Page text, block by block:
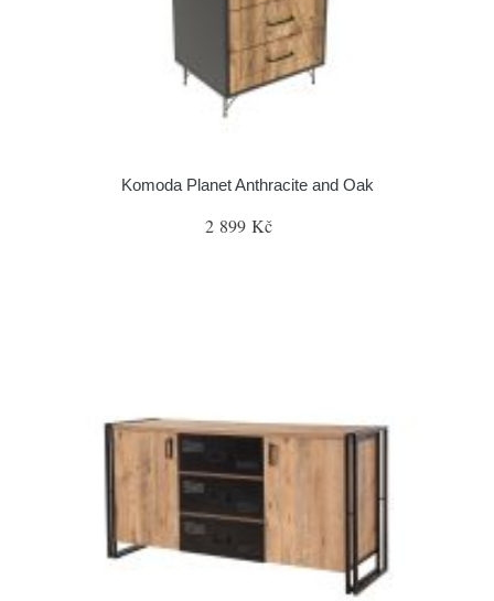
Komoda Planet Anthracite and Oak
2 899 Kč